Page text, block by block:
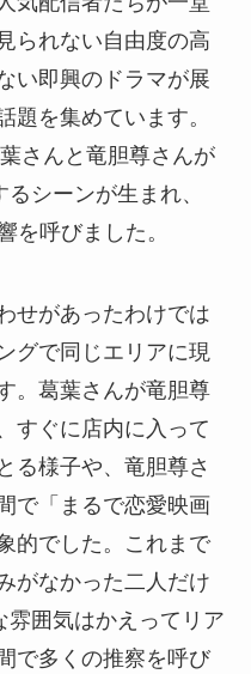
られない自由度の高
い即興のドラマが展
題を集めています。
さんと竜胆尊さんが
シーンが生まれ、
を呼びました。
せがあったわけでは
グで同じエリアに現
。葛葉さんが竜胆尊
すぐに店内に入って
る様子や、竜胆尊さ
で「まるで恋愛映画
的でした。これまで
がなかった二人だけ
雰囲気はかえってリア
で多くの推察を呼び